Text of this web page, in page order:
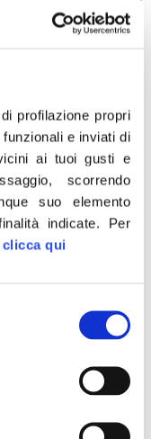
profilazione propri
e inviati di
ai tuoi gusti e
scorrendo
suo elemento
indicate. Per
clicca qui
che è
basilari
lo sviluppo
la sua
disegno di
scuola abbia
un
il ruolo che gli
si intende
simboliche e